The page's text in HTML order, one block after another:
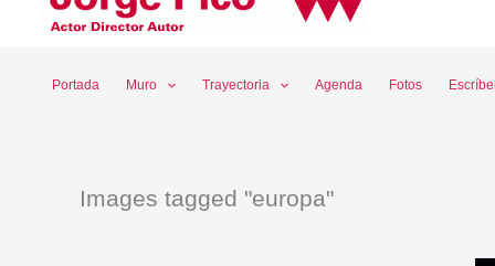
Portada Muro Trayectoria Agenda Fotos
Images tagged "europa"